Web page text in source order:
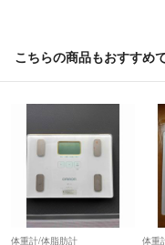
※住所不備や間違いによる
担となりますので、あらか
最後までお読みいただき
安心・丁寧・誠実な対応
たします。
こちらの商品もおすすめ
体重計/体脂肪計 体重